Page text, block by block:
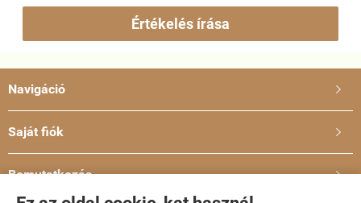
Értékelés írása
Navigáció 
Saját fiók 
Bemutatkozás 